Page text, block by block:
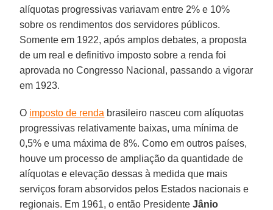
alíquotas progressivas variavam entre 2% e 10%
sobre os rendimentos dos servidores públicos.
Somente em 1922, após amplos debates, a proposta
de um real e definitivo imposto sobre a renda foi
aprovada no Congresso Nacional, passando a vigorar
em 1923.
O imposto de renda brasileiro nasceu com alíquotas
progressivas relativamente baixas, uma mínima de
0,5% e uma máxima de 8%. Como em outros países,
houve um processo de ampliação da quantidade de
alíquotas e elevação dessas à medida que mais
serviços foram absorvidos pelos Estados nacionais e
regionais. Em 1961, o então PresidenteJânio